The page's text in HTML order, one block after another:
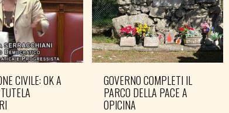
CIVILE: OK A
GOVERNO COMPLETI IL
PARCO DELLA PACE A
OPICINA